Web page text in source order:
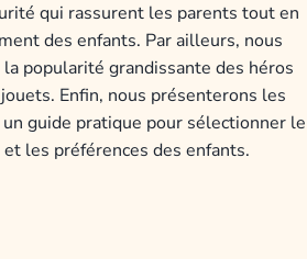
qui rassurent les parents tout en
des enfants. Par ailleurs, nous
la popularité grandissante des héros
Enfin, nous présenterons les
guide pratique pour sélectionner le
les préférences des enfants.